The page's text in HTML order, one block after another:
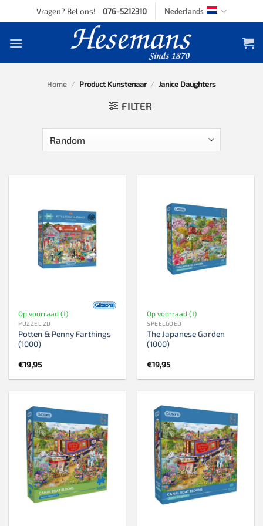
to
Vragen? Bel ons! 076-5212310 Nederlands
Home / Product Kunstenaar / Janice Daughters
FILTER
Op voorraad (1)
PUZZEL 2D
Potten & Penny Farthings
(1000)
€19,95
Op voorraad (1)
SPEELGOED
The Japanese Garden
(1000)
€19,95